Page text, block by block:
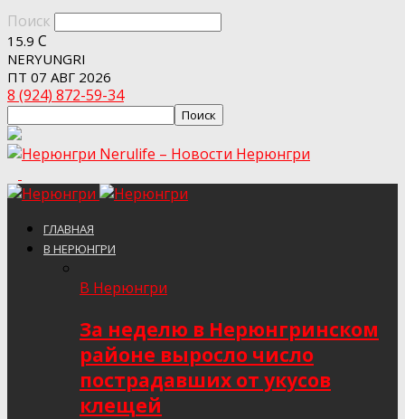
Поиск
15.9 C
NERYUNGRI
ПТ 07 АВГ 2026
8 (924) 872-59-34
Nerulife – Новости Нерюнгри
ГЛАВНАЯ
В НЕРЮНГРИ
В Нерюнгри
За неделю в Нерюнгринском
районе выросло число
пострадавших от укусов
клещей